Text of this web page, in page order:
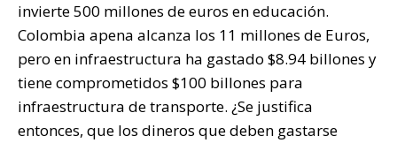
invierte 500 millones de euros en educación.
Colombia apena alcanza los 11 millones de Euros,
pero en infraestructura ha gastado $8.94 billones y
tiene comprometidos $100 billones para
infraestructura de transporte. ¿Se justifica
entonces, que los dineros que deben gastarse